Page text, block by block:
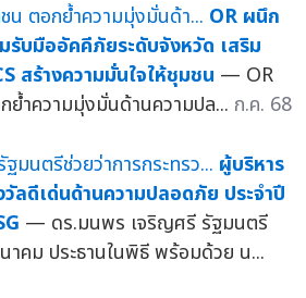
OR ผนึก
บมืออัคคีภัยระดับจังหวัด เสริม
สร้างความมั่นใจให้ชุมชน — OR
ย้ำความมุ่งมั่นด้านความปล... ก.ค. 68
ผู้บริหาร
ลดีเด่นด้านความปลอดภัย ประจำปี
— ดร.มนพร เจริญศรี รัฐมนตรี
าคม ประธานในพิธี พร้อมด้วย น...